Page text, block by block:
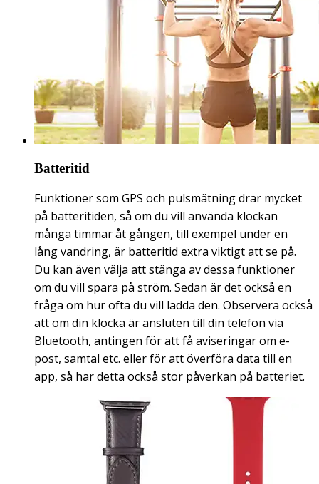
Batteritid
Funktioner som GPS och pulsmätning drar mycket
på batteritiden, så om du vill använda klockan
många timmar åt gången, till exempel under en
lång vandring, är batteritid extra viktigt att se på.
Du kan även välja att stänga av dessa funktioner
om du vill spara på ström. Sedan är det också en
fråga om hur ofta du vill ladda den. Observera också
att om din klocka är ansluten till din telefon via
Bluetooth, antingen för att få aviseringar om e-
post, samtal etc. eller för att överföra data till en
app, så har detta också stor påverkan på batteriet.